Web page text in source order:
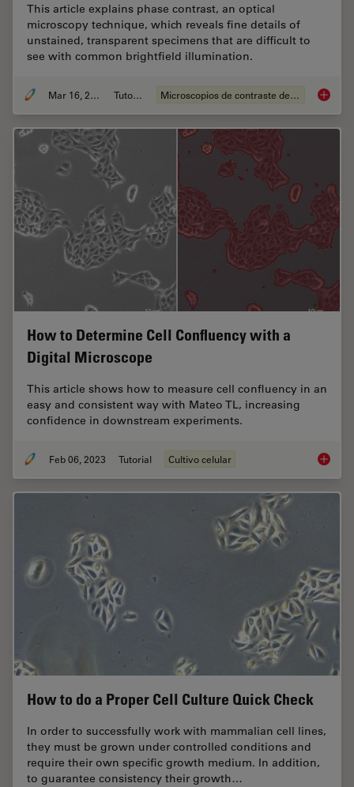
This article explains phase contrast, an optical
microscopy technique, which reveals fine details of
unstained, transparent specimens that are difficult to
see with common brightfield illumination.
Mar 16, 2023 Tutorial Microscopios de contraste de fases Phase
How to Determine Cell Confluency with a
Digital Microscope
This article shows how to measure cell confluency in an
easy and consistent way with Mateo TL, increasing
confidence in downstream experiments.
Feb 06, 2023 Tutorial Cultivo celular How to
How to do a Proper Cell Culture Quick Check
In order to successfully work with mammalian cell lines,
they must be grown under controlled conditions and
require their own specific growth medium. In addition,
to guarantee consistency their growth…